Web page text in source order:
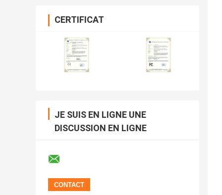
CERTIFICAT
JE SUIS EN LIGNE UNE
DISCUSSION EN LIGNE